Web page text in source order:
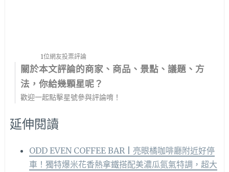
1位網友投票評論
關於本文評論的商家、商品、景點、議題、方
法，你給幾顆星呢？
歡迎一起點擊星號參與評論唷！
延伸閱讀
ODD EVEN COFFEE BAR | 亮眼橘咖啡廳附近好停
車！獨特爆米花香熱拿鐵搭配美濃瓜氮氣特調，超大